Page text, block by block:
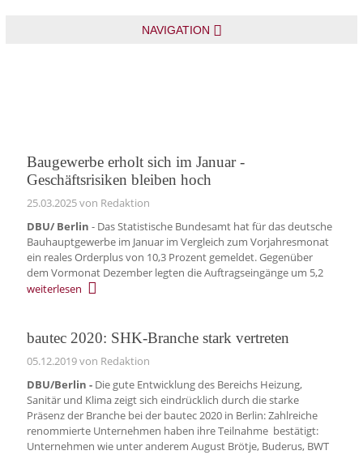
NAVIGATION
Baugewerbe erholt sich im Januar -
Geschäftsrisiken bleiben hoch
25.03.2025von Redaktion
DBU/ Berlin - Das Statistische Bundesamt hat für das deutsche
Bauhauptgewerbe im Januar im Vergleich zum Vorjahresmonat
ein reales Orderplus von 10,3 Prozent gemeldet. Gegenüber
dem Vormonat Dezember legten die Auftragseingänge um 5,2
weiterlesen
bautec 2020: SHK-Branche stark vertreten
05.12.2019von Redaktion
DBU/Berlin - Die gute Entwicklung des Bereichs Heizung,
Sanitär und Klima zeigt sich eindrücklich durch die starke
Präsenz der Branche bei der bautec 2020 in Berlin: Zahlreiche
renommierte Unternehmen haben ihre Teilnahme bestätigt:
Unternehmen wie unter anderem August Brötje, Buderus, BWT